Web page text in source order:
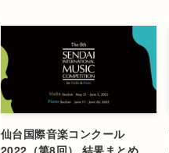
仙台国際音楽コンクール
2022（第8回） 結果まとめ